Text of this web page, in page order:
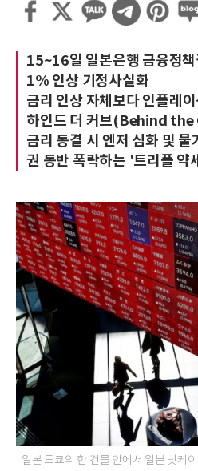
15~16일 일본은행 금융정책
1% 인상 기정사실화
금리 인상 자체보다 인플레
하인드 더 커브(Behind the
금리 동결 시 엔저 심화 및 물
권 동반 폭락하는 '트리플 약
일본 도쿄의 한 건물 안에서 일본 닛케